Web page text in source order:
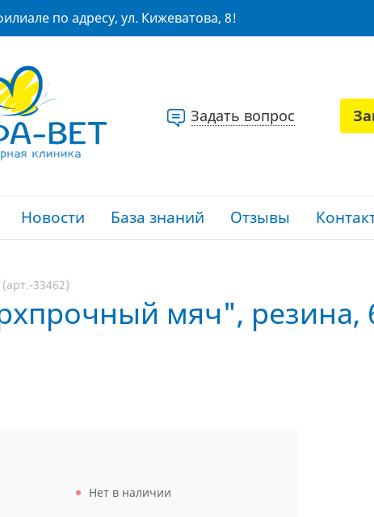
по адресу, ул. Кижеватова, 8!
Задать вопрос
Новости База знаний Отзывы
33462)
мяч", резина,
Нет в наличии